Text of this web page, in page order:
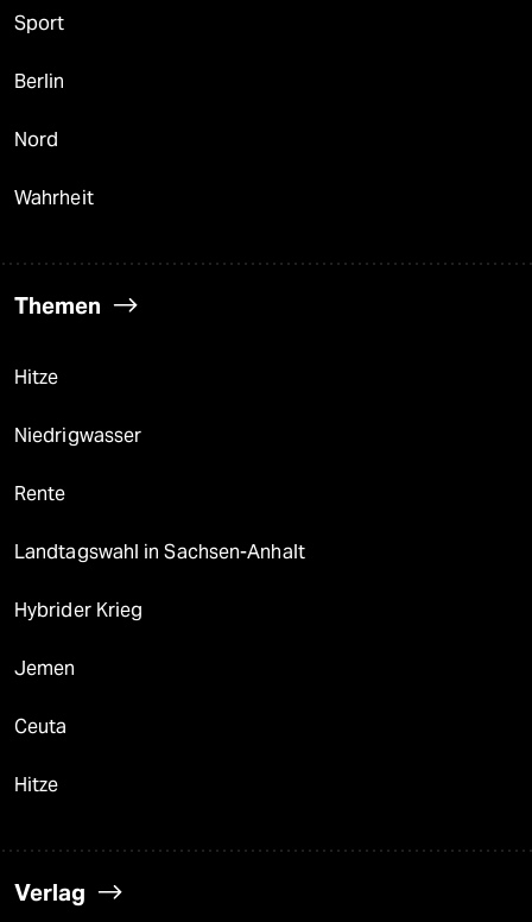
Sport
Berlin
Nord
Wahrheit
Themen
Hitze
Niedrigwasser
Rente
Landtagswahl in Sachsen-Anhalt
Hybrider Krieg
Jemen
Ceuta
Hitze
Verlag